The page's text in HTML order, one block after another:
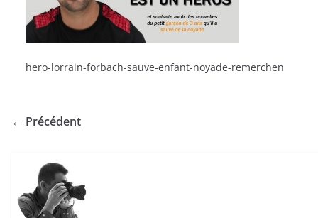
hero-lorrain-forbach-sauve-enfant-noyade-remerchen
← Précédent